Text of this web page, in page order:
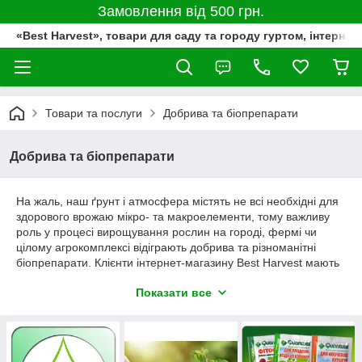
Замовлення від 500 грн.
«Best Harvest», товари для саду та городу гуртом,
Товари та послуги Добрива та біопрепарати
Добрива та біопрепарати
На жаль, наш ґрунт і атмосфера містять не всі необхідні для
здорового врожаю мікро- та макроелементи, тому важливу
роль у процесі вирощування рослин на городі, фермі чи
цілому агрокомплексі відіграють добрива та різноманітні
біопрепарати. Клієнти інтернет-магазину Best Harvest мають
мікродобрива, а також біопрепарати для водоймищ і
Євросоюзу.
Показати все